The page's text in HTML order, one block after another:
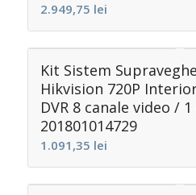
2.949,75 lei
Kit Sistem
Hikvision 720P
DVR 8 canale video /
201801014729
1.091,35 lei